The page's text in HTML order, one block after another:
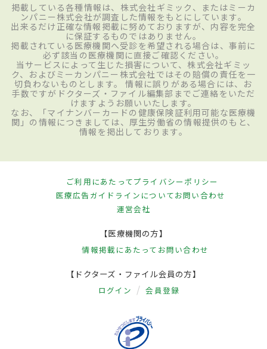
掲載している各種情報は、株式会社ギミック、またはミーカ
ンパニー株式会社が調査した情報をもとにしています。
出来るだけ正確な情報掲載に努めておりますが、内容を完全
に保証するものではありません。
掲載されている医療機関へ受診を希望される場合は、事前に
必ず該当の医療機関に直接ご確認ください。
当サービスによって生じた損害について、株式会社ギミッ
ク、およびミーカンパニー株式会社ではその賠償の責任を一
切負わないものとします。 情報に誤りがある場合には、お
手数ですがドクターズ・ファイル編集部までご連絡をいただ
けますようお願いいたします。
なお、「マイナンバーカードの健康保険証利用可能な医療機
関」の情報につきましては、厚生労働省の情報提供のもと、
情報を掲出しております。
ご利用にあたってプライバシーポリシー
医療広告ガイドラインについてお問い合わせ
運営会社
【医療機関の方】
情報掲載にあたって お問い合わせ
【ドクターズ・ファイル会員の方】
ログイン 会員登録